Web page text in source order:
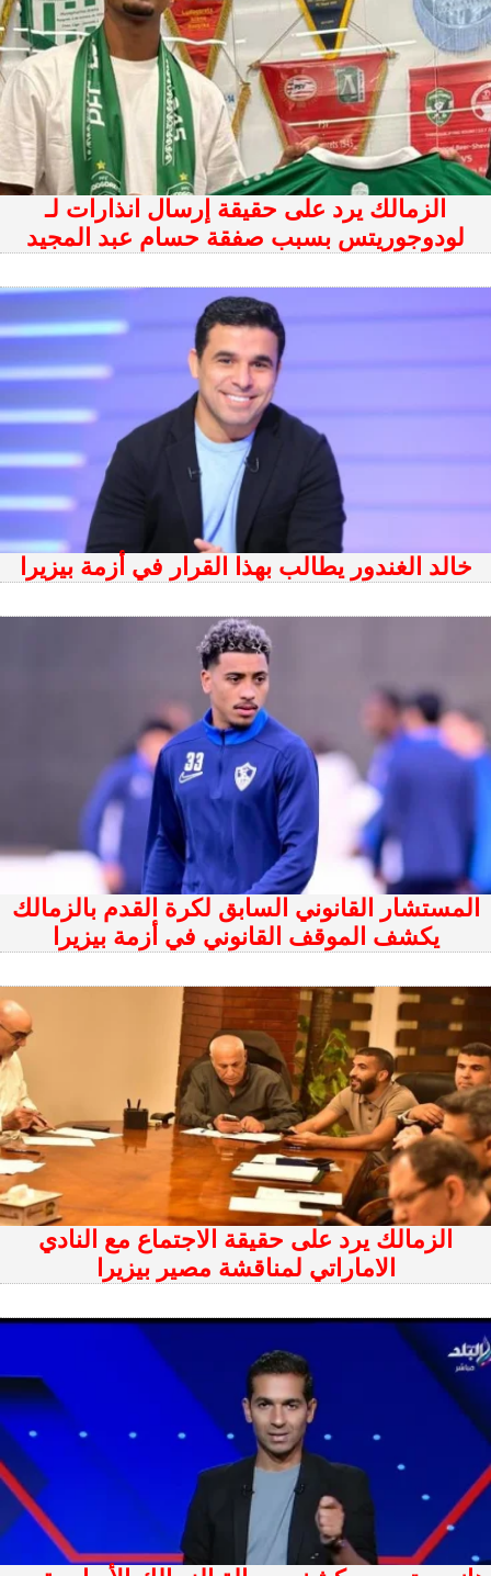
الزمالك يرد على حقيقة إرسال انذارات لـ
لودوجوريتس بسبب صفقة حسام عبد المجيد
خالد الغندور يطالب بهذا القرار في أزمة بيزيرا
المستشار القانوني السابق لكرة القدم بالزمالك
يكشف الموقف القانوني في أزمة بيزيرا
الزمالك يرد على حقيقة الاجتماع مع النادي
الاماراتي لمناقشة مصير بيزيرا